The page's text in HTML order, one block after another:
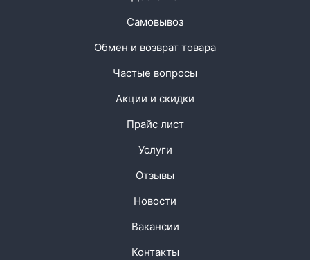
Самовывоз
Обмен и возврат товара
Частые вопросы
Акции и скидки
Прайс лист
Услуги
Отзывы
Новости
Вакансии
Контакты